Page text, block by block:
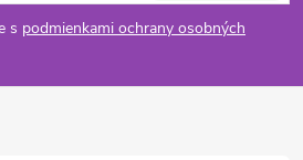
s podmienkami ochrany osobných